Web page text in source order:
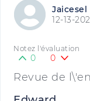
12-13-
Notez l'évaluation
0 0
Revue de